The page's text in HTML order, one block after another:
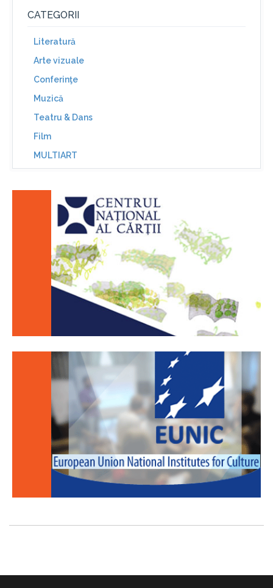
CATEGORII
Literatură
Arte vizuale
Conferinţe
Muzică
Teatru & Dans
Film
MULTIART